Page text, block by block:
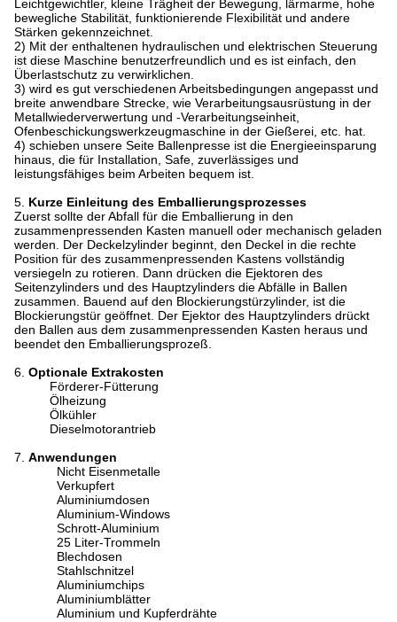
Leichtgewichtler, kleine Trägheit der Bewegung, lärmarme, hohe
bewegliche Stabilität, funktionierende Flexibilität und andere
Stärken gekennzeichnet.
2) Mit der enthaltenen hydraulischen und elektrischen Steuerung
ist diese Maschine benutzerfreundlich und es ist einfach, den
Überlastschutz zu verwirklichen.
3) wird es gut verschiedenen Arbeitsbedingungen angepasst und
breite anwendbare Strecke, wie Verarbeitungsausrüstung in der
Metallwiederverwertung und -Verarbeitungseinheit,
Ofenbeschickungswerkzeugmaschine in der Gießerei, etc. hat.
4) schieben unsere Seite Ballenpresse ist die Energieeinsparung
hinaus, die für Installation, Safe, zuverlässiges und
leistungsfähiges beim Arbeiten bequem ist.
5. Kurze Einleitung des Emballierungsprozesses
Zuerst sollte der Abfall für die Emballierung in den
zusammenpressenden Kasten manuell oder mechanisch geladen
werden. Der Deckelzylinder beginnt, den Deckel in die rechte
Position für des zusammenpressenden Kastens vollständig
versiegeln zu rotieren. Dann drücken die Ejektoren des
Seitenzylinders und des Hauptzylinders die Abfälle in Ballen
zusammen. Bauend auf den Blockierungstürzylinder, ist die
Blockierungstür geöffnet. Der Ejektor des Hauptzylinders drückt
den Ballen aus dem zusammenpressenden Kasten heraus und
beendet den Emballierungsprozeß.
6. Optionale Extrakosten
Förderer-Fütterung
Ölheizung
Ölkühler
Dieselmotorantrieb
7. Anwendungen
Nicht Eisenmetalle
Verkupfert
Aluminiumdosen
Aluminium-Windows
Schrott-Aluminium
25 Liter-Trommeln
Blechdosen
Stahlschnitzel
Aluminiumchips
Aluminiumblätter
Aluminium und Kupferdrähte